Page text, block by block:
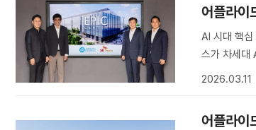
어플라이
AI 시대 핵심
스가 차세대
2026.03.11
어플라이